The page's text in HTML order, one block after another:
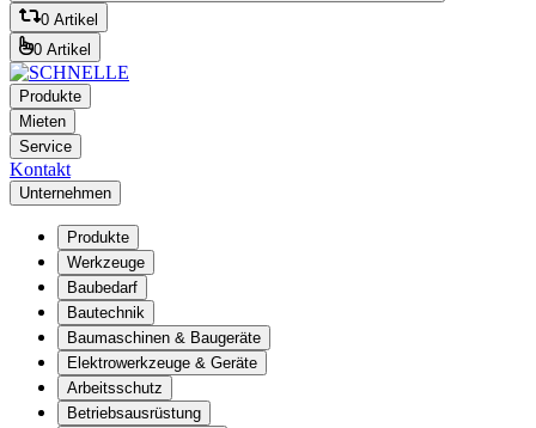
0 Artikel
0 Artikel
Produkte
Mieten
Service
Kontakt
Unternehmen
Produkte
Werkzeuge
Baubedarf
Bautechnik
Baumaschinen & Baugeräte
Elektrowerkzeuge & Geräte
Arbeitsschutz
Betriebsausrüstung